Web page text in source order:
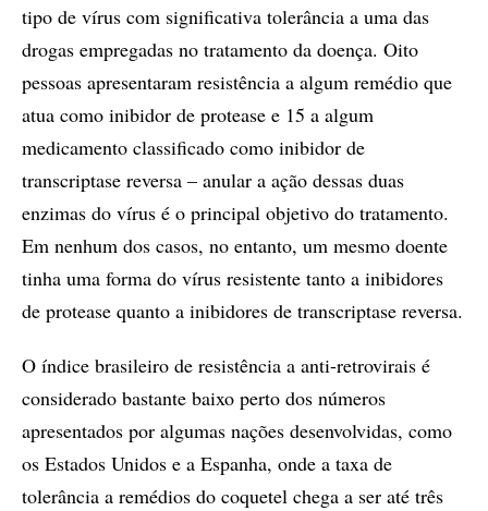
tipo de vírus com significativa tolerância a uma das
drogas empregadas no tratamento da doença. Oito
pessoas apresentaram resistência a algum remédio que
atua como inibidor de protease e 15 a algum
medicamento classificado como inibidor de
transcriptase reversa – anular a ação dessas duas
enzimas do vírus é o principal objetivo do tratamento.
Em nenhum dos casos, no entanto, um mesmo doente
tinha uma forma do vírus resistente tanto a inibidores
de protease quanto a inibidores de transcriptase reversa.
O índice brasileiro de resistência a anti-retrovirais é
considerado bastante baixo perto dos números
apresentados por algumas nações desenvolvidas, como
os Estados Unidos e a Espanha, onde a taxa de
tolerância a remédios do coquetel chega a ser até três